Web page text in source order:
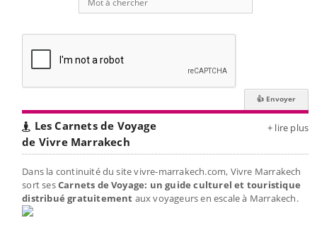
Les Carnets de Voyage
de Vivre Marrakech
+ lire plus
Dans la continuité du site vivre-marrakech.com, Vivre Marrakech
sort sesCarnets de Voyage: un guide culturel et touristique
distribué gratuitement aux voyageurs en escale à Marrakech.